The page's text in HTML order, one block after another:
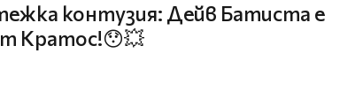
контузия: Дейв Батиста е
Кратос!😯💥